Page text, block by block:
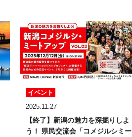
イベント
2025.11.27
【終了】新潟の魅力を深掘りしよ
う！
県民交流会「コメジルシミー